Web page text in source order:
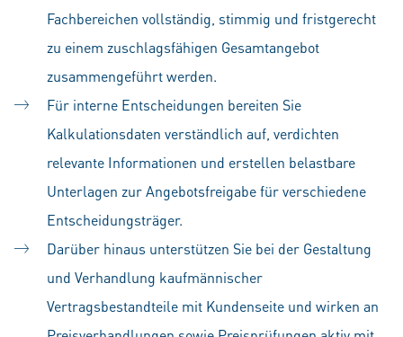
Fachbereichen vollständig, stimmig und fristgerecht
zu einem zuschlagsfähigen Gesamtangebot
zusammengeführt werden.
Für interne Entscheidungen bereiten Sie
Kalkulationsdaten verständlich auf, verdichten
relevante Informationen und erstellen belastbare
Unterlagen zur Angebotsfreigabe für verschiedene
Entscheidungsträger.
Darüber hinaus unterstützen Sie bei der Gestaltung
und Verhandlung kaufmännischer
Vertragsbestandteile mit Kundenseite und wirken an